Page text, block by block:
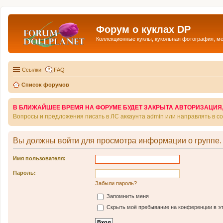
Форум о куклах DP
Коллекционные куклы, кукольная фотография,
Ссылки FAQ
Список форумов
В БЛИЖАЙШЕЕ ВРЕМЯ НА ФОРУМЕ БУДЕТ ЗАКРЫТА
Вопросы и предложения писать в ЛС аккаунта admin или направлять в
Вы должны войти для просмотра информации о группе.
Имя пользователя:
Пароль:
Забыли пароль?
Запомнить меня
Скрыть моё пребывание на конференции в